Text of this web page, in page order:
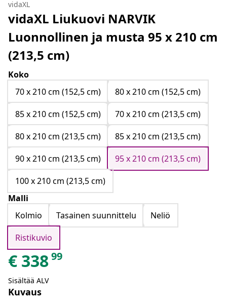
vidaXL
vidaXL Liukuovi NARVIK
Luonnollinen ja musta 95 x 210 cm
(213,5 cm)
Koko
70 x 210 cm (152,5 cm)
80 x 210 cm (152,5 cm)
85 x 210 cm (152,5 cm)
70 x 210 cm (213,5 cm)
80 x 210 cm (213,5 cm)
85 x 210 cm (213,5 cm)
90 x 210 cm (213,5 cm)
95 x 210 cm (213,5 cm)
100 x 210 cm (213,5 cm)
Malli
Kolmio
Tasainen suunnittelu
Neliö
Ristikuvio
€ 33899
Sisältää ALV
Kuvaus